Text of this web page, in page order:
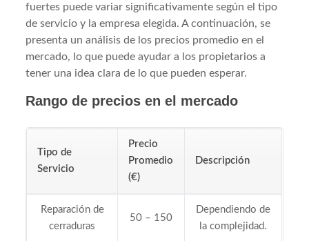
fuertes puede variar significativamente según el tipo
de servicio y la empresa elegida. A continuación, se
presenta un análisis de los precios promedio en el
mercado, lo que puede ayudar a los propietarios a
tener una idea clara de lo que pueden esperar.
Rango de precios en el mercado
Tipo de
Servicio
Precio
Promedio
(€)
Descripción
Reparación de
cerraduras
50 – 150
Dependiendo de
la complejidad.